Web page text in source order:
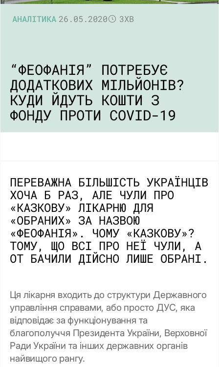
АНАЛІТИКА 26.05.2020 3ХВ
“ФЕОФАНІЯ” ПОТРЕБУЄ
ДОДАТКОВИХ МІЛЬЙОНІВ?
КУДИ ЙДУТЬ КОШТИ З
ФОНДУ ПРОТИ COVID-19
ПЕРЕВАЖНА БІЛЬШІСТЬ УКРАЇНЦІВ
ХОЧА Б РАЗ, АЛЕ ЧУЛИ ПРО
«КАЗКОВУ» ЛІКАРНЮ ДЛЯ
«ОБРАНИХ» ЗА НАЗВОЮ
«ФЕОФАНІЯ». ЧОМУ «КАЗКОВУ»?
ТОМУ, ЩО ВСІ ПРО НЕЇ ЧУЛИ, А
ОТ БАЧИЛИ ДІЙСНО ЛИШЕ ОБРАНІ.
Ця лікарня входить до структури Державного
управління справами, або просто ДУС, яка
відповідає за функціонування та
благополуччя Президента України, Верховної
Ради України та інших державних органів
найвищого рангу.